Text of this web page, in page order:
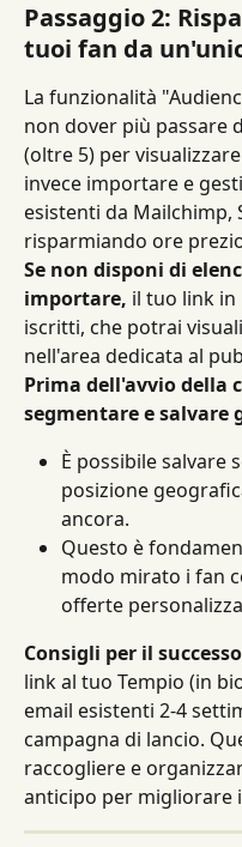
Passaggio 2:
tuoi fan da
La funzionalità
non dover più passare
(oltre 5) per
invece importare e
esistenti da Mailchimp,
risparmiando ore
Se non disponi di
importare, il tuo link
iscritti, che potrai
nell'area dedicata al
Prima dell'avvio della
segmentare e salvare
È possibile salvare
posizione
ancora.
Questo è
modo mirato i fan
offerte
Consigli per il
link al tuo Tempio (in
email esistenti 2-4
campagna di lancio.
raccogliere e
anticipo per migliorare